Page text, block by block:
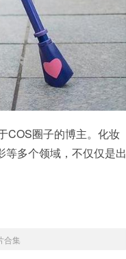
COS圈子的博主。化妆
多个领域，不仅仅是出
合集